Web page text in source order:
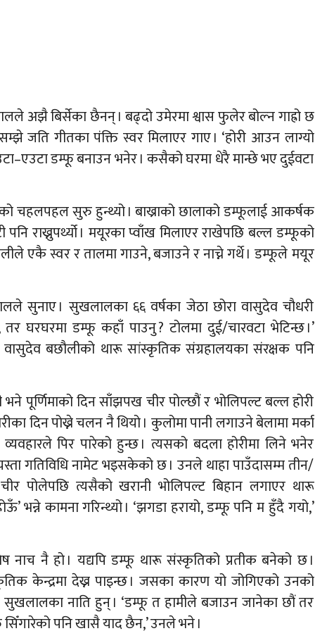
अझै बिर्सेका छैनन् । बढ्दो उमेरमा श्वास फुलेर बोल्न गाह्रो छ
जति गीतका पंक्ति स्वर मिलाएर गाए । ‘होरी आउन लाग्यो
डम्फू बनाउन भनेर । कसैको घरमा धेरै मान्छे भए दुईवटा
चहलपहल सुरु हुन्थ्यो । बाख्राको छालाको डम्फूलाई आकर्षक
राख्नुपर्थ्यो । मयूरका प्वाँख मिलाएर राखेपछि बल्ल डम्फूको
एकै स्वर र तालमा गाउने, बजाउने र नाच्ने गर्थे । डम्फूले मयूर
सुनाए । सुखलालका ६६ वर्षका जेठा छोरा वासुदेव चौधरी
घरघरमा डम्फू कहाँ पाउनु ? टोलमा दुई/चारवटा भेटिन्छ ।’
वासुदेव बछौलीको थारू सांस्कृतिक संग्रहालयका संरक्षक पनि
भने पूर्णिमाको दिन साँझपख चीर पोल्छौं र भोलिपल्ट बल्ल होरी
दिन पोख्ने चलन नै थियो । कुलोमा पानी लगाउने बेलामा मर्का
पिर पारेको हुन्छ । त्यसको बदला होरीमा लिने भनेर
गतिविधि नामेट भइसकेको छ । उनले थाहा पाउँदासम्म तीन/
पोलेपछि त्यसैको खरानी भोलिपल्ट बिहान लगाएर थारू
भन्ने कामना गरिन्थ्यो । ‘झगडा हरायो, डम्फू पनि म हुँदै गयो,’
नाच नै हो । यद्यपि डम्फू थारू संस्कृतिको प्रतीक बनेको छ ।
केन्द्रमा देख्न पाइन्छ । जसका कारण यो जोगिएको उनको
सुखलालका नाति हुन् । ‘डम्फू त हामीले बजाउन जानेका छौं तर
सिँगारेको पनि खासै याद छैन,’ उनले भने ।